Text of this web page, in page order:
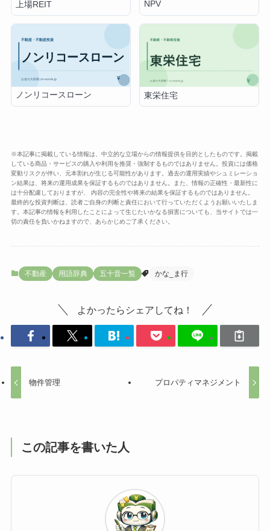
上場REIT NPV
ノンリコースローン 東栄住宅
※本記事に掲載している情報は、中立的な立場からの情報提供を目的としたものです。掲載
している商品・サービスの購入や利用を推奨・強制するものではありません。投資には価格
変動リスクが伴い、元本割れが生じる可能性があります。過去の運用実績やシュミレーショ
ン結果は、将来の運用成果を保証するものではありません。また、情報の正確性・最新性に
は十分配慮しておりますが、 内容の完全性や将来の結果を保証するものではありません。
最終的な投資判断は、読者ご自身の判断と責任において行っていただくようお願いいたしま
す。本記事の情報を利用したことによって生じたいかなる損害についても、当サイトでは一
切の責任を負いかねますので、あらかじめご了承ください。
不動産 用語辞典 五十音一覧 かな_ま行
よかったらシェアしてね！
物件管理 プロパティマネジメント
この記事を書いた人